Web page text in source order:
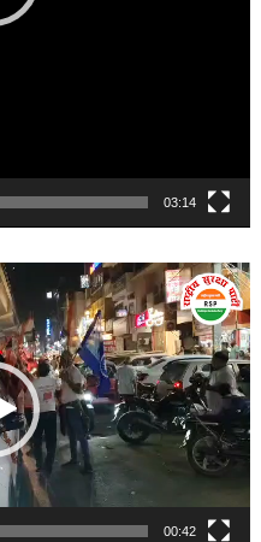
03:14
00:42